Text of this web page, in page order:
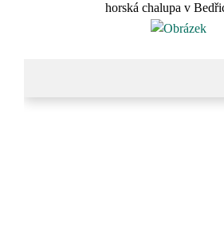
horská chalupa v